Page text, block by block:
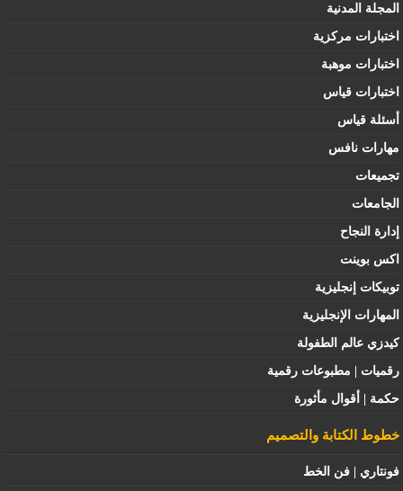
المجلة المدنية
اختبارات مركزية
اختبارات موهبة
اختبارات قياس
أسئلة قياس
مهارات نافس
تجميعات
الجامعات
إدارة النجاح
اكس بوينت
توبيكات إنجليزية
المهارات الإنجليزية
كيدزي عالم الطفولة
رقميات | مطبوعات رقمية
حكمة | أقوال مأثورة
خطوط الكتابة والتصميم
فونتاري | فن الخط